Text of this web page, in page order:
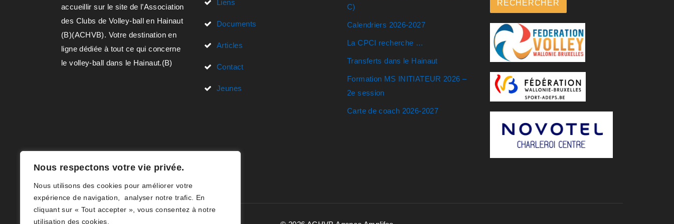
Nous respectons votre vie privée.
Nous utilisons des cookies pour améliorer votre
expérience de navigation, analyser notre trafic. En
cliquant sur « Tout accepter », vous consentez à notre
utilisation des cookies.
accueillir sur le site de l’Association
des Clubs de Volley-ball en Hainaut
(B)(ACHVB). Votre destination en
ligne dédiée à tout ce qui concerne
le volley-ball dans le Hainaut.(B)
Liens
Documents
Articles
Contact
Jeunes
C)
Calendriers 2026-2027
La CPCI recherche …
Transferts dans le Hainaut
Formation MS INITIATEUR 2026 –
2e session
Carte de coach 2026-2027
RECHERCHER